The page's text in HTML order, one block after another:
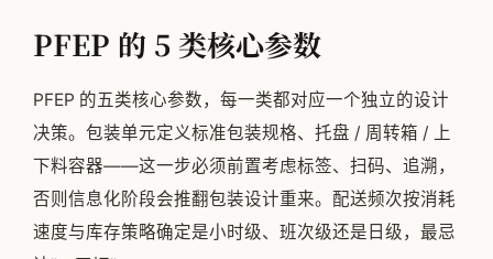
PFEP 的 5 类核心参数
PFEP 的五类核心参数，每一类都对应一个独立的设计
决策。包装单元定义标准包装规格、托盘 / 周转箱 / 上
下料容器——这一步必须前置考虑标签、扫码、追溯，
否则信息化阶段会推翻包装设计重来。配送频次按消耗
速度与库存策略确定是小时级、班次级还是日级，最忌